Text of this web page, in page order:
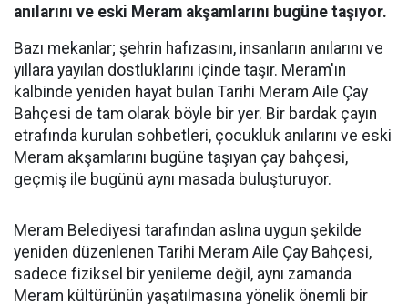
anılarını ve eski Meram akşamlarını bugüne taşıyor.
Bazı mekanlar; şehrin hafızasını, insanların anılarını ve
yıllara yayılan dostluklarını içinde taşır. Meram'ın
kalbinde yeniden hayat bulan Tarihi Meram Aile Çay
Bahçesi de tam olarak böyle bir yer. Bir bardak çayın
etrafında kurulan sohbetleri, çocukluk anılarını ve eski
Meram akşamlarını bugüne taşıyan çay bahçesi,
geçmiş ile bugünü aynı masada buluşturuyor.
Meram Belediyesi tarafından aslına uygun şekilde
yeniden düzenlenen Tarihi Meram Aile Çay Bahçesi,
sadece fiziksel bir yenileme değil, aynı zamanda
Meram kültürünün yaşatılmasına yönelik önemli bir